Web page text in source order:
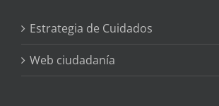
Estrategia de Cuidados
Web ciudadanía